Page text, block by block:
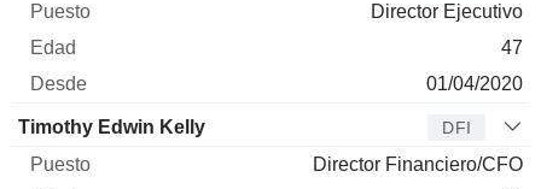
Director Ejecutivo
47
01/04/2020
Timothy Edwin Kelly DFI
Director Financiero/CFO